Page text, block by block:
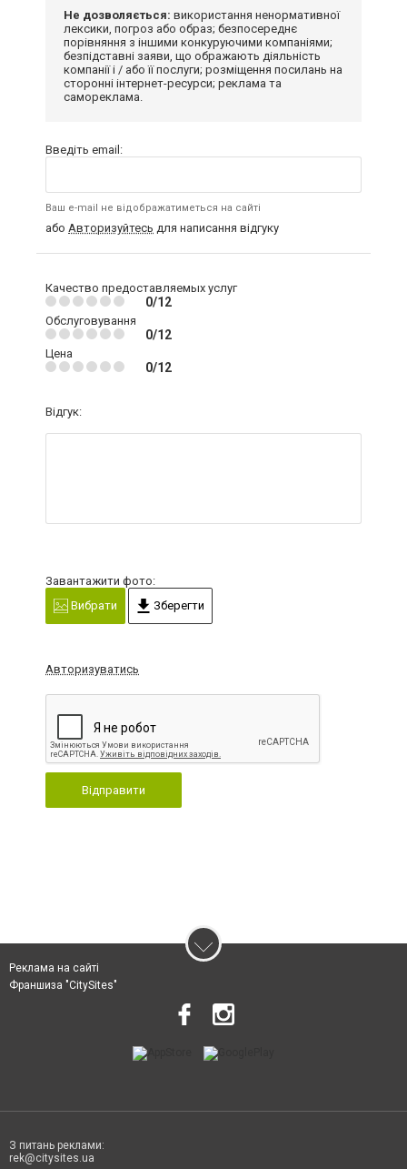
Не дозволяється: використання ненормативної
лексики, погроз або образ; безпосереднє
порівняння з іншими конкуруючими компаніями;
безпідставні заяви, що ображають діяльність
компанії і / або її послуги; розміщення посилань на
сторонні інтернет-ресурси; реклама та
самореклама.
Введіть email:
Ваш e-mail не відображатиметься на сайті
або Авторизуйтесь для написання відгуку
Качество предоставляемых услуг
0/12
Обслуговування
0/12
Цена
0/12
Відгук:
Завантажити фото:
Вибрати
Зберегти
Авторизуватись
Відправити
Реклама на сайті
Франшиза "CitySites"
З питань реклами:
rek@citysites.ua